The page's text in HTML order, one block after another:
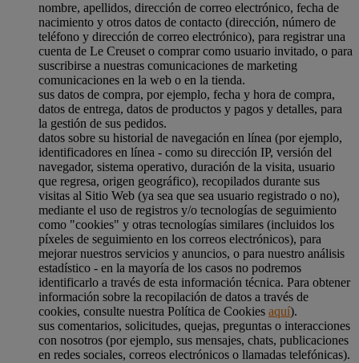
nombre, apellidos, dirección de correo electrónico, fecha de
nacimiento y otros datos de contacto (dirección, número de
teléfono y dirección de correo electrónico), para registrar una
cuenta de Le Creuset o comprar como usuario invitado, o para
suscribirse a nuestras comunicaciones de marketing
comunicaciones en la web o en la tienda.
sus datos de compra, por ejemplo, fecha y hora de compra,
datos de entrega, datos de productos y pagos y detalles, para
la gestión de sus pedidos.
datos sobre su historial de navegación en línea (por ejemplo,
identificadores en línea - como su dirección IP, versión del
navegador, sistema operativo, duración de la visita, usuario
que regresa, origen geográfico), recopilados durante sus
visitas al Sitio Web (ya sea que sea usuario registrado o no),
mediante el uso de registros y/o tecnologías de seguimiento
como "cookies" y otras tecnologías similares (incluidos los
píxeles de seguimiento en los correos electrónicos), para
mejorar nuestros servicios y anuncios, o para nuestro análisis
estadístico - en la mayoría de los casos no podremos
identificarlo a través de esta información técnica. Para obtener
información sobre la recopilación de datos a través de
cookies, consulte nuestra Política de Cookies aquí).
sus comentarios, solicitudes, quejas, preguntas o interacciones
con nosotros (por ejemplo, sus mensajes, chats, publicaciones
en redes sociales, correos electrónicos o llamadas telefónicas).